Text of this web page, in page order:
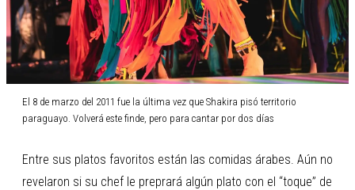
El 8 de marzo del 2011 fue la última vez que Shakira pisó territorio
paraguayo. Volverá este finde, pero para cantar por dos días
Entre sus platos favoritos están las comidas árabes. Aún no
revelaron si su chef le preprará algún plato con el “toque” de